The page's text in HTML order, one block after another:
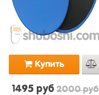
Купить
1495 руб2000 руб